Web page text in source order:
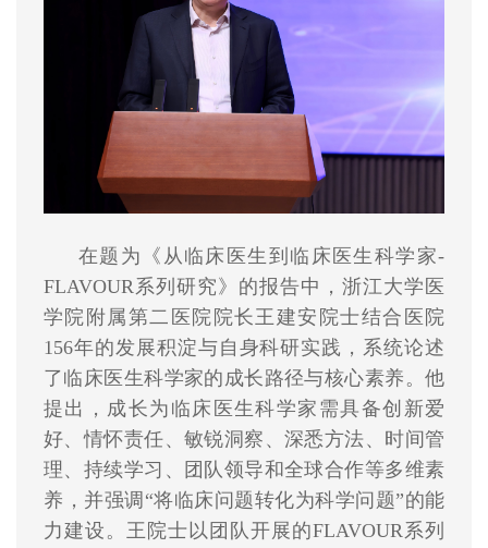
在题为《从临床医生到临床医生科学家-
FLAVOUR系列研究》的报告中，浙江大学医
学院附属第二医院院长王建安院士结合医院
156年的发展积淀与自身科研实践，系统论述
了临床医生科学家的成长路径与核心素养。他
提出，成长为临床医生科学家需具备创新爱
好、情怀责任、敏锐洞察、深悉方法、时间管
理、持续学习、团队领导和全球合作等多维素
养，并强调“将临床问题转化为科学问题”的能
力建设。王院士以团队开展的FLAVOUR系列